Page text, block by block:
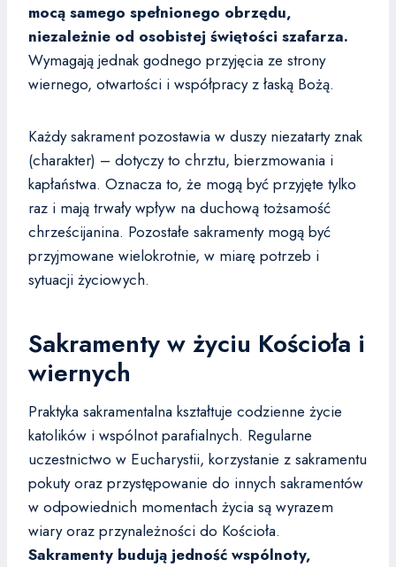
mocą samego spełnionego obrzędu,
niezależnie od osobistej świętości szafarza.
Wymagają jednak godnego przyjęcia ze strony
wiernego, otwartości i współpracy z łaską Bożą.
Każdy sakrament pozostawia w duszy niezatarty znak
(charakter) – dotyczy to chrztu, bierzmowania i
kapłaństwa. Oznacza to, że mogą być przyjęte tylko
raz i mają trwały wpływ na duchową tożsamość
chrześcijanina. Pozostałe sakramenty mogą być
przyjmowane wielokrotnie, w miarę potrzeb i
sytuacji życiowych.
Sakramenty w życiu Kościoła i
wiernych
Praktyka sakramentalna kształtuje codzienne życie
katolików i wspólnot parafialnych. Regularne
uczestnictwo w Eucharystii, korzystanie z sakramentu
pokuty oraz przystępowanie do innych sakramentów
w odpowiednich momentach życia są wyrazem
wiary oraz przynależności do Kościoła.
Sakramenty budują jedność wspólnoty,